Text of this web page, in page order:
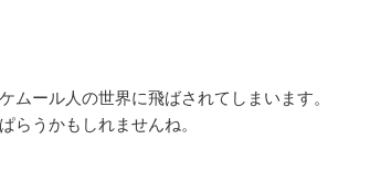
ール人の世界に飛ばされてしまいます。
らうかもしれませんね。